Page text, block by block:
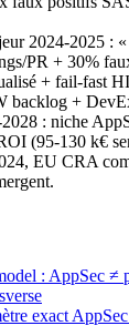
2024-2025 :
PR + 30%
+ fail-fast
+
: niche
(95-130 k€
EU CRA
: AppSec ≠
exact